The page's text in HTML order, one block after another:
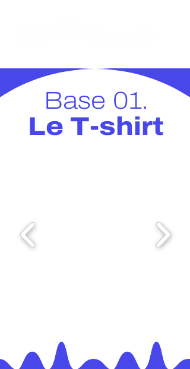
Base 01.
Le T-shirt